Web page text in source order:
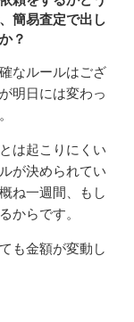
簡易査定で出し
？
なルールはござ
明日には変わっ
は起こりにくい
が決められてい
ね一週間、もし
からです。
も金額が変動し